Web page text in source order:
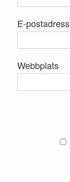
E-postadress
Webbplats